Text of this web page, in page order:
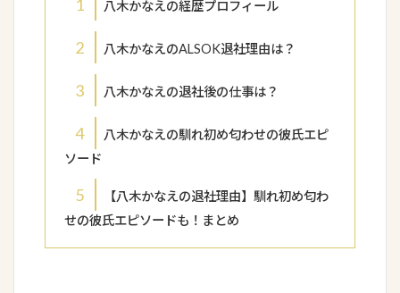
1 八木かなえの経歴プロフィール
2 八木かなえのALSOK退社理由は？
3 八木かなえの退社後の仕事は？
4
八木かなえの馴れ初め匂わせの彼氏エピ
ソード
5
【八木かなえの退社理由】馴れ初め匂わ
せの彼氏エピソードも！まとめ